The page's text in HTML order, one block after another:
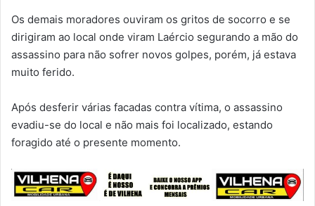
Os demais moradores ouviram os gritos de socorro e se
dirigiram ao local onde viram Laércio segurando a mão do
assassino para não sofrer novos golpes, porém, já estava
muito ferido.
Após desferir várias facadas contra vítima, o assassino
evadiu-se do local e não mais foi localizado, estando
foragido até o presente momento.